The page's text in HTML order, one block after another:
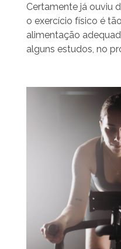
Certamente já ouviu
o exercício físico é
alimentação
alguns estudos, no